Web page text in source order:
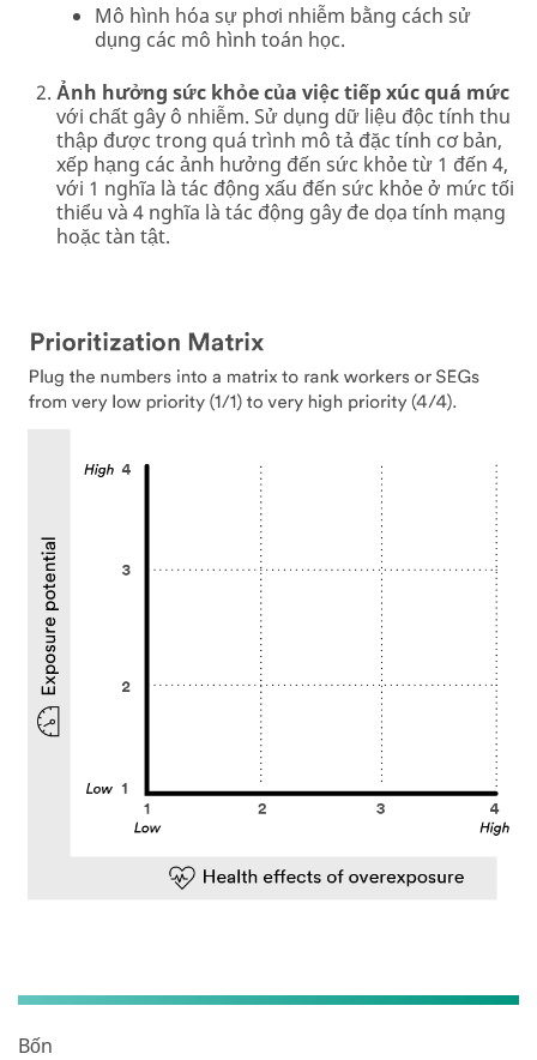
Mô hình hóa sự phơi nhiễm bằng cách sử
dụng các mô hình toán học.
Ảnh hưởng sức khỏe của việc tiếp xúc quá mức
với chất gây ô nhiễm. Sử dụng dữ liệu độc tính thu
thập được trong quá trình mô tả đặc tính cơ bản,
xếp hạng các ảnh hưởng đến sức khỏe từ 1 đến 4,
với 1 nghĩa là tác động xấu đến sức khỏe ở mức tối
thiểu và 4 nghĩa là tác động gây đe dọa tính mạng
hoặc tàn tật.
Bốn